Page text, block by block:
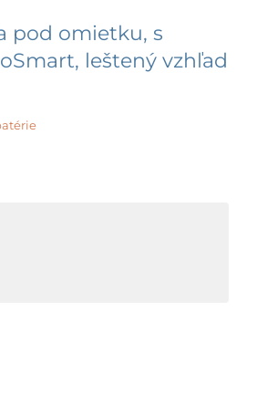
pod omietku, s
leštený vzhľad